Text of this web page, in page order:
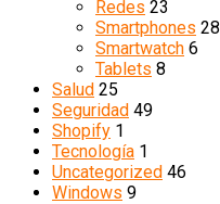
Redes 23
Smartphones 28
Smartwatch 6
Tablets 8
Salud 25
Seguridad 49
Shopify 1
Tecnología 1
Uncategorized 46
Windows 9